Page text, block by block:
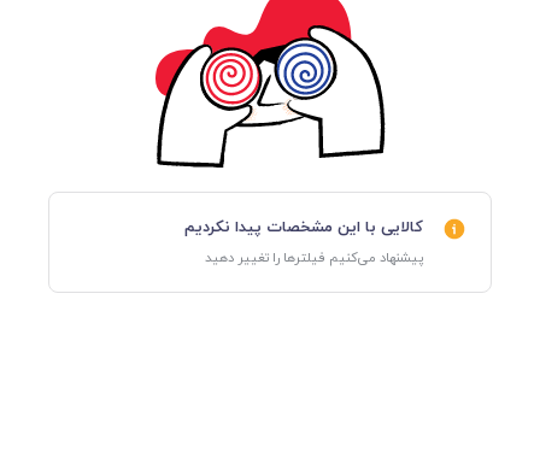
کالایی با این مشخصات پیدا نکردیم
پیشنهاد می‌کنیم فیلترها را تغییر دهید